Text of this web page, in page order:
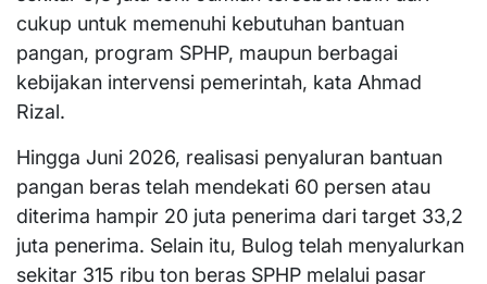
cukup untuk memenuhi kebutuhan bantuan
pangan, program SPHP, maupun berbagai
kebijakan intervensi pemerintah, kata Ahmad
Rizal.
Hingga Juni 2026, realisasi penyaluran bantuan
pangan beras telah mendekati 60 persen atau
diterima hampir 20 juta penerima dari target 33,2
juta penerima. Selain itu, Bulog telah menyalurkan
sekitar 315 ribu ton beras SPHP melalui pasar